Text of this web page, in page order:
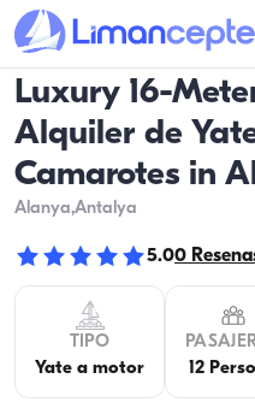
Luxury 16-
Alquiler de
Camarotes in
Alanya,Antalya
5.00
TIPO
Yate a motor
12